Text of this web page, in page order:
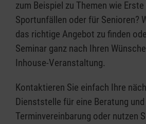
zum Beispiel zu Themen wie
Sportunfällen oder für Senioren?
das richtige Angebot zu finden
Seminar ganz nach Ihren
Inhouse-Veranstaltung.
Kontaktieren Sie einfach Ihre
Dienststelle für eine Beratung und
Terminvereinbarung oder nutzen